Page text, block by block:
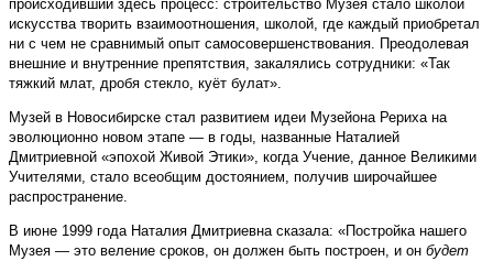
происходивший здесь процесс: строительство Музея стало школой
искусства творить взаимоотношения, школой, где каждый приобретал
ни с чем не сравнимый опыт самосовершенствования. Преодолевая
внешние и внутренние препятствия, закалялись сотрудники: «Так
тяжкий млат, дробя стекло, куёт булат».
Музей в Новосибирске стал развитием идеи Музейона Рериха на
эволюционно новом этапе — в годы, названные Наталией
Дмитриевной «эпохой Живой Этики», когда Учение, данное Великими
Учителями, стало всеобщим достоянием, получив широчайшее
распространение.
В июне 1999 года Наталия Дмитриевна сказала: «Постройка нашего
Музея — это веление сроков, он должен быть построен, и он будет